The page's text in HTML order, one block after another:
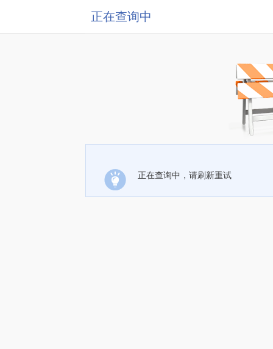
正在查询中
正在查询中，请刷新重试